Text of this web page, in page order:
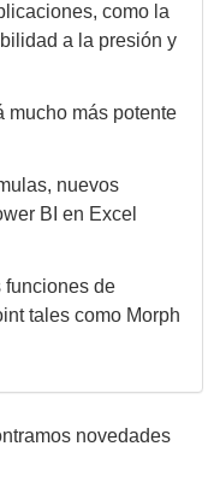
como la
a la presión y
mucho más potente
nuevos
BI en Excel
funciones de
tales como Morph
novedades